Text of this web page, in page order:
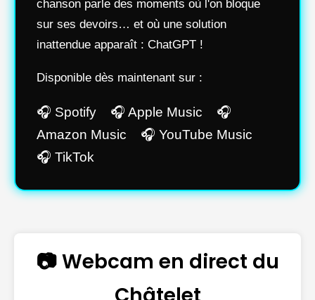
chanson parle des moments où l'on bloque
sur ses devoirs… et où une solution
inattendue apparaît : ChatGPT !
Disponible dès maintenant sur :
🎧 Spotify 🎧 Apple Music 🎧
Amazon Music 🎧 YouTube Music
🎧 TikTok
📷 Webcam en direct du